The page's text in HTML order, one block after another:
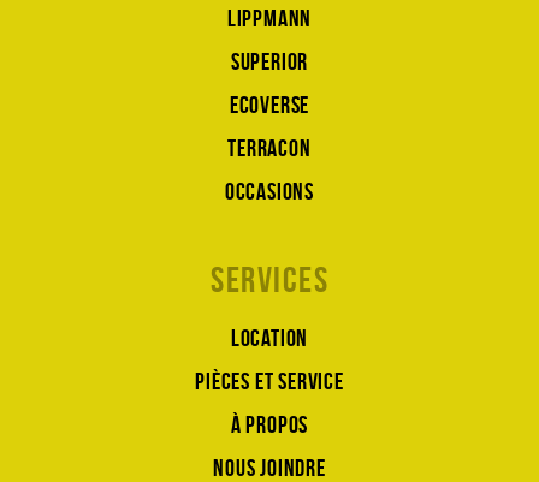
Lippmann
Superior
Ecoverse
Terracon
Occasions
Services
Location
Pièces et service
À propos
Nous joindre